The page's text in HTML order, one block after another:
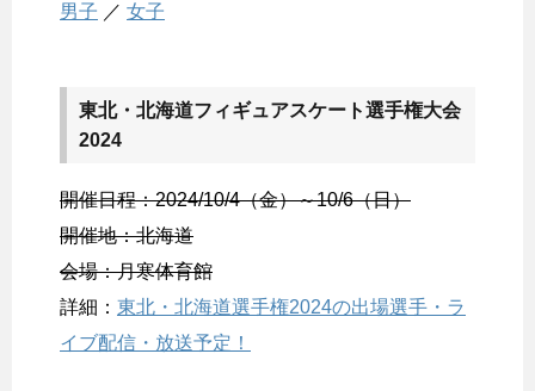
男子 ／ 女子
東北・北海道フィギュアスケート選手権大会
2024
開催日程：2024/10/4（金）～10/6（日）
開催地：北海道
会場：月寒体育館
詳細： 東北・北海道選手権2024の出場選手・ラ
イブ配信・放送予定！